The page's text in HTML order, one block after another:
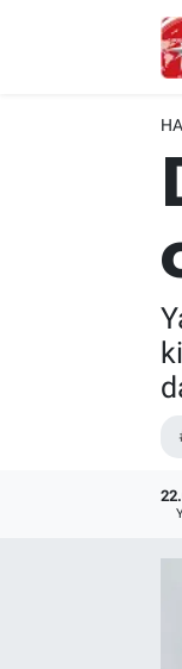
İstanbul
İstanbul
İstanbul
Süper Lig
Tüm
Haber Arşivi